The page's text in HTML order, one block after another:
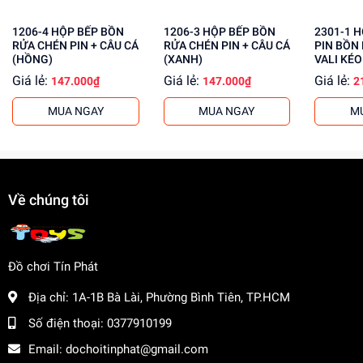
ngay hôm nay để mang lại những trải nghiệm tuyệt vời
cho bé!
1206-4 HỘP BẾP BỒN
RỬA CHÉN PIN + CÂU CÁ
(HỒNG)
Giá lẻ: 147.000₫
MUA NGAY
1206-3 HỘP BẾP BỒN
RỬA CHÉN PIN + CÂU CÁ
(XANH)
Giá lẻ: 147.000₫
MUA NGAY
2301-1 HỘP KỆ BẾP GAS
PIN BỒN
VALI
Giá lẻ:
Về chúng tôi
Đồ chơi Tín Phát
Địa chỉ: 1A-1B Bà Lài, Phường Bình Tiên, TP.HCM
Số điện thoại: 0377910199
Email: dochoitinphat@gmail.com